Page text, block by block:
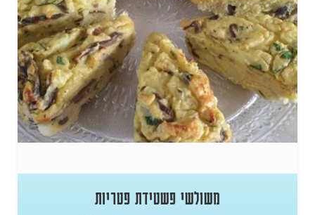
משולשי פשטידת פטריות